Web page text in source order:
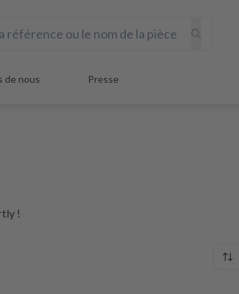
de nous Presse
!